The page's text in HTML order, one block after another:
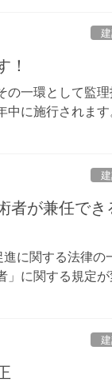
！
の一環として監
中に施行されま
者が兼任でき
に関する法律の
に関する規定が